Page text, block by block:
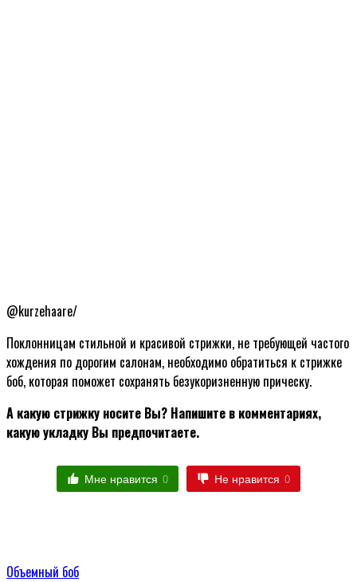
@kurzehaare/
Поклонницам стильной и красивой стрижки, не требующей частого
хождения по дорогим салонам, необходимо обратиться к стрижке
боб, которая поможет сохранять безукоризненную прическу.
А какую стрижку носите Вы? Напишите в комментариях,
какую укладку Вы предпочитаете.
Мне нравится 0 Не нравится 0
Объемный боб